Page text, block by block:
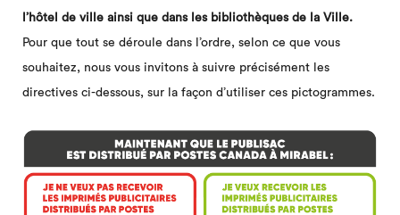
l’hôtel de ville ainsi que dans les bibliothèques de la Ville.
Pour que tout se déroule dans l’ordre, selon ce que vous
souhaitez, nous vous invitons à suivre précisément les
directives ci-dessous, sur la façon d’utiliser ces pictogrammes.